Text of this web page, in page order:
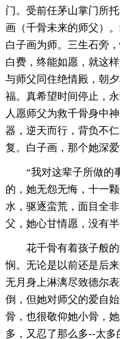
门。受前任茅山掌门所
画（千骨未来的师父）
白子画为师。三生石旁
白费，终能如愿，就这
与师父同住绝情殿，朝
福。真希望时间停止，
人愿师父为救千骨身中
器，逆天而行，背负不
复。白子画，那个她深
“我对这辈子所做的
的，她无怨无悔，十一
水，驱逐蛮荒，面目全
父，她心甘情愿，没有半
花千骨有着孩子般
悯。无论是以前还是后
无月身上淋漓尽致德尔
倒，但她对师父的爱自
骨，也很敬仰她小骨，
多，又忍了那么多‐‐太